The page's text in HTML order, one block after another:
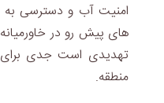
امنیت آب و دسترسی به
های پیش رو در
تهدیدی است جدی برای
منطقه.